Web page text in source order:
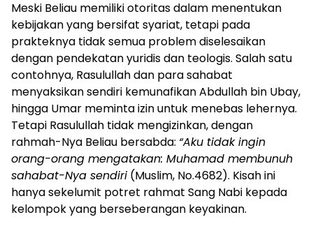
Meski Beliau memiliki otoritas dalam menentukan
kebijakan yang bersifat syariat, tetapi pada
prakteknya tidak semua problem diselesaikan
dengan pendekatan yuridis dan teologis. Salah satu
contohnya, Rasulullah dan para sahabat
menyaksikan sendiri kemunafikan Abdullah bin Ubay,
hingga Umar meminta izin untuk menebas lehernya.
Tetapi Rasulullah tidak mengizinkan, dengan
rahmah-Nya Beliau bersabda: “Aku tidak ingin
orang-orang mengatakan: Muhamad membunuh
sahabat-Nya sendiri (Muslim, No.4682). Kisah ini
hanya sekelumit potret rahmat Sang Nabi kepada
kelompok yang berseberangan keyakinan.